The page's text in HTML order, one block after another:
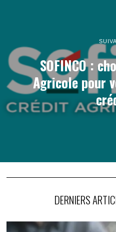
SOFINCO :
Agricole pour
DERNIERS